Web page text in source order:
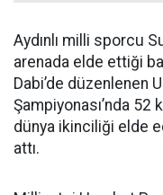
Aydınlı milli sporcu
arenada elde ettiği
Dabi’de düzenlenen
Şampiyonası’nda
dünya ikinciliği elde
attı.